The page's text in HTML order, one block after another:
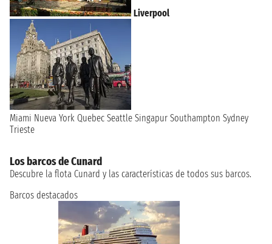
Liverpool
Miami Nueva York Quebec Seattle Singapur Southampton Sydney
Trieste
Los barcos de Cunard
Descubre la flota Cunard y las características de todos sus barcos.
Barcos destacados